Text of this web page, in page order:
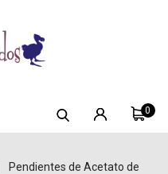
0
Pendientes de Acetato de